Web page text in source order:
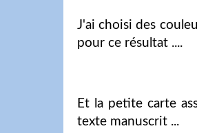
J'ai choisi des
pour ce résultat ....
Et la petite carte
texte manuscrit ...